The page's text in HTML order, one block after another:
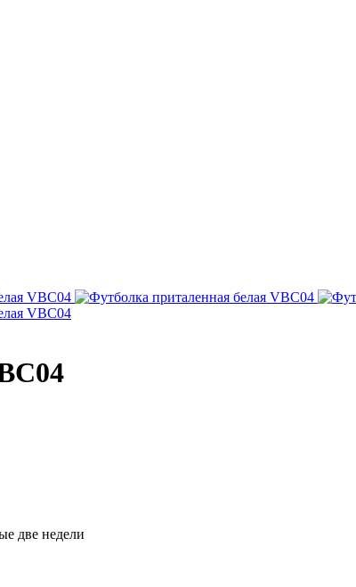
две недели